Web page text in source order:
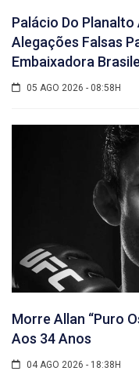
Palácio Do Planalto
Alegações Falsas
Embaixadora
05 AGO 2026 - 08:58H
Morre Allan “Puro
Aos 34 Anos
04 AGO 2026 - 18:38H